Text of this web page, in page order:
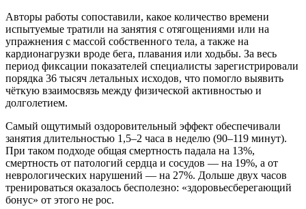
Авторы работы сопоставили, какое количество времени
испытуемые тратили на занятия с отягощениями или на
упражнения с массой собственного тела, а также на
кардионагрузки вроде бега, плавания или ходьбы. За весь
период фиксации показателей специалисты зарегистрировали
порядка 36 тысяч летальных исходов, что помогло выявить
чёткую взаимосвязь между физической активностью и
долголетием.
Самый ощутимый оздоровительный эффект обеспечивали
занятия длительностью 1,5–2 часа в неделю (90–119 минут).
При таком подходе общая смертность падала на 13%,
смертность от патологий сердца и сосудов — на 19%, а от
неврологических нарушений — на 27%. Дольше двух часов
тренироваться оказалось бесполезно: «здоровьесберегающий
бонус» от этого не рос.